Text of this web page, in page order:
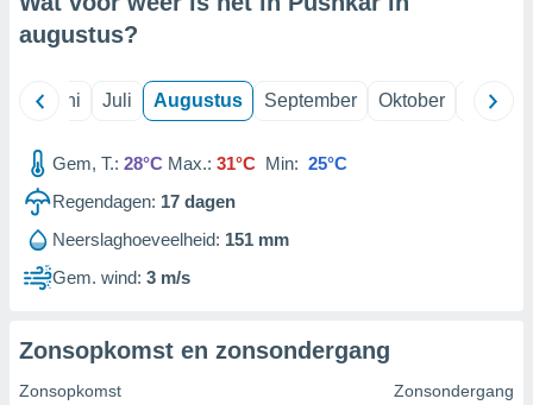
augustus?
Juni Juli Augustus September Oktober
Gem, T.: 28°C Max.: 31°C Min: 25°C
Regendagen: 17 dagen
Neerslaghoeveelheid: 151 mm
Gem. wind: 3 m/s
Zonsopkomst en zonsondergang
Zonsopkomst Zonsondergang